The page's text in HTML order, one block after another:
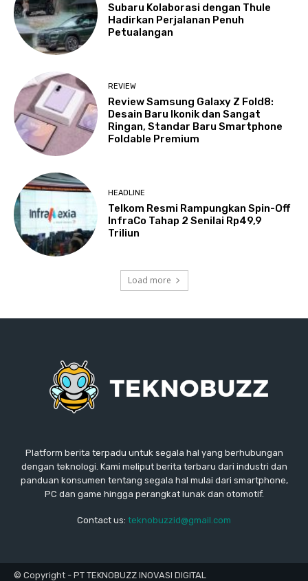
Subaru Kolaborasi dengan Thule
Hadirkan Perjalanan Penuh
Petualangan
REVIEW
Review Samsung Galaxy Z Fold8:
Desain Baru Ikonik dan Sangat
Ringan, Standar Baru Smartphone
Foldable Premium
HEADLINE
Telkom Resmi Rampungkan Spin-Off
InfraCo Tahap 2 Senilai Rp49,9
Triliun
Load more
Platform berita terpadu untuk segala hal yang berhubungan
dengan teknologi. Kami meliput berita terbaru dari industri dan
panduan konsumen tentang segala hal mulai dari smartphone,
PC dan game hingga perangkat lunak dan otomotif.
Contact us: teknobuzzid@gmail.com
© Copyright - PT TEKNOBUZZ INOVASI DIGITAL